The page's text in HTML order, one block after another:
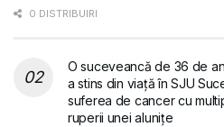
0 DISTRIBUIRI
O suceveancă de 36 de
a stins din viață în SJU
suferea de cancer cu
ruperii unei alunițe